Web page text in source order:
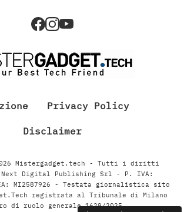
Privacy Policy
Disclaimer
Mistergadget.tech - Tutti i diritti
Digital Publishing Srl - P. IVA:
MI2587926 - Testata giornalistica sito
registrata al Tribunale di Milano
di ruolo generale 1629/2025